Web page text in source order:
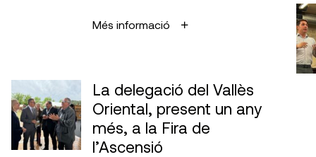
Més informació
La delegació del Vallès
Oriental, present un any
més, a la Fira de
l’Ascensió